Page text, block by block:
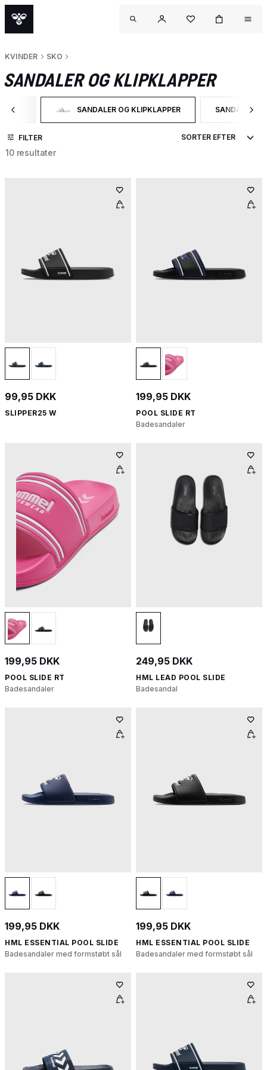
KVINDER SKO
SANDALER OG KLIPKLAPPER
SKO EFTER CATEGORY: SKOSANDALER OG KLIPKLAPPER
VALGT I ØJEBLIKKET FILTRERES EFTER CATEGORY:
SANDALER
FILTRER
FILTER
10 resultater
99,95 DKK
SLIPPER25 W
199,95 DKK
POOL SLIDE RT
Badesandaler
199,95 DKK
POOL SLIDE RT
Badesandaler
249,95 DKK
HML LEAD POOL SLIDE
Badesandal
199,95 DKK
HML ESSENTIAL POOL SLIDE
Badesandaler med formstøbt sål
199,95 DKK
HML ESSENTIAL POOL SLIDE
Badesandaler med formstøbt sål